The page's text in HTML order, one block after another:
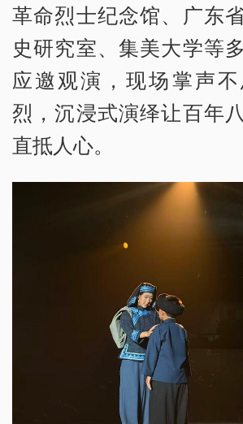
革命烈士纪念馆、广东
史研究室、集美大学等
应邀观演，现场掌声
烈，沉浸式演绎让百年
直抵人心。